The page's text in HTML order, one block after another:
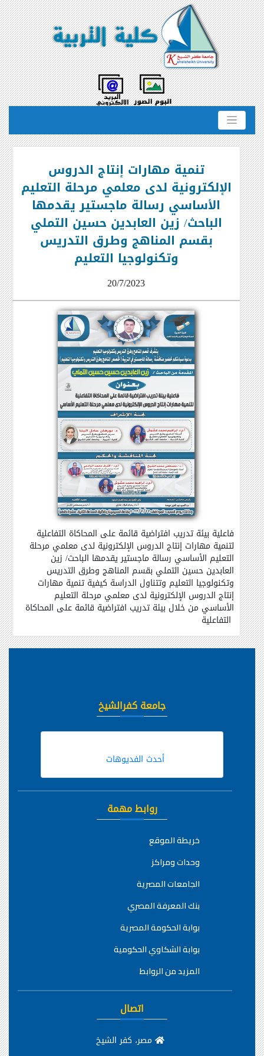
تنمية مهارات إنتاج الدروس
الإلكترونية لدى معلمي مرحلة التعليم
الأساسي رسالة ماجستير يقدمها
الباحث/ زين العابدين حسين التملي
بقسم المناهج وطرق التدريس
وتكنولوجيا التعليم
20/7/2023
فاعلية بيئة تدريب افتراضية قائمة على المحاكاة التفاعلية
لتنمية مهارات إنتاج الدروس الإلكترونية لدى معلمي مرحلة
التعليم الأساسي رسالة ماجستير يقدمها الباحث/ زين
العابدين حسين التملي بقسم المناهج وطرق التدريس
وتكنولوجيا التعليم وتتناول الدراسة كيفية تنمية مهارات
إنتاج الدروس الإلكترونية لدى معلمي مرحلة التعليم
الأساسي من خلال بيئة تدريب افتراضية قائمة على المحاكاة
التفاعلية
جامعة كفرالشيخ
أحدث الفديوهات
روابط مهمة
خريطة الموقع
وحدات ومراكز
الجامعات المصرية
بنك المعرفة المصري
بوابة الحكومة المصرية
بوابة الشكاوي الحكومية
المزيد من الروابط
اتصال
مصر، كفر الشيخ